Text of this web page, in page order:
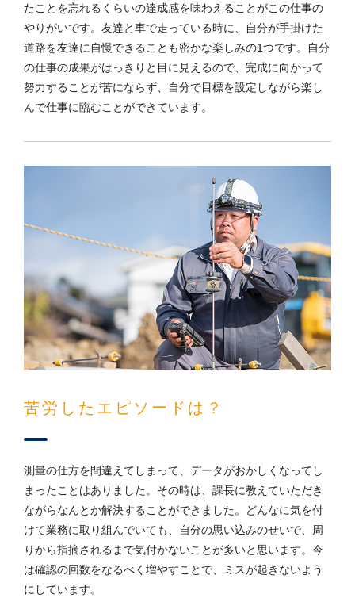
たことを忘れるくらいの達成感を味わえることがこの仕事の
やりがいです。友達と車で走っている時に、自分が手掛けた
道路を友達に自慢できることも密かな楽しみの1つです。自分
の仕事の成果がはっきりと目に見えるので、完成に向かって
努力することが苦にならず、自分で目標を設定しながら楽し
んで仕事に臨むことができています。
苦労したエピソードは？
測量の仕方を間違えてしまって、データがおかしくなってし
まったことはありました。その時は、課長に教えていただき
ながらなんとか解決することができました。どんなに気を付
けて業務に取り組んでいても、自分の思い込みのせいで、周
りから指摘されるまで気付かないことが多いと思います。今
は確認の回数をなるべく増やすことで、ミスが起きないよう
にしています。